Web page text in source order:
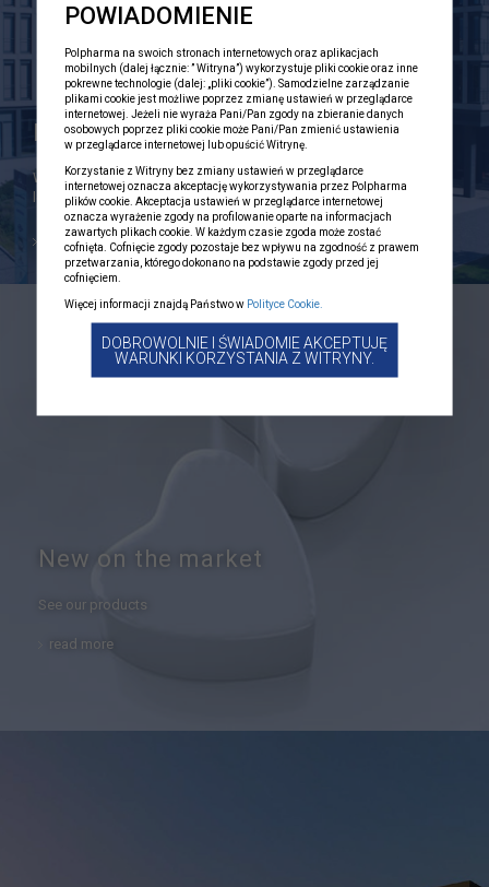
Polpharma Group
We are the largest Polish manufacturer of pharmaceuticals and a
leader of the…
read more
New on the market
See our products
read more
POWIADOMIENIE
Polpharma na swoich stronach internetowych oraz aplikacjach
mobilnych (dalej łącznie: ” Witryna”) wykorzystuje pliki cookie oraz inne
pokrewne technologie (dalej: „pliki cookie”). Samodzielne zarządzanie
plikami cookie jest możliwe poprzez zmianę ustawień w przeglądarce
internetowej. Jeżeli nie wyraża Pani/Pan zgody na zbieranie danych
osobowych poprzez pliki cookie może Pani/Pan zmienić ustawienia
w przeglądarce internetowej lub opuścić Witrynę.
Korzystanie z Witryny bez zmiany ustawień w przeglądarce
internetowej oznacza akceptację wykorzystywania przez Polpharma
plików cookie. Akceptacja ustawień w przeglądarce internetowej
oznacza wyrażenie zgody na profilowanie oparte na informacjach
zawartych plikach cookie. W każdym czasie zgoda może zostać
cofnięta. Cofnięcie zgody pozostaje bez wpływu na zgodność z prawem
przetwarzania, którego dokonano na podstawie zgody przed jej
cofnięciem.
Więcej informacji znajdą Państwo w Polityce Cookie.
DOBROWOLNIE I ŚWIADOMIE AKCEPTUJĘ
WARUNKI KORZYSTANIA Z WITRYNY.